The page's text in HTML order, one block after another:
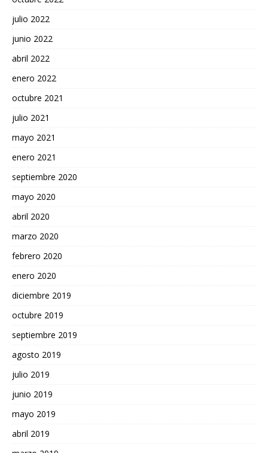
julio 2022
junio 2022
abril 2022
enero 2022
octubre 2021
julio 2021
mayo 2021
enero 2021
septiembre 2020
mayo 2020
abril 2020
marzo 2020
febrero 2020
enero 2020
diciembre 2019
octubre 2019
septiembre 2019
agosto 2019
julio 2019
junio 2019
mayo 2019
abril 2019